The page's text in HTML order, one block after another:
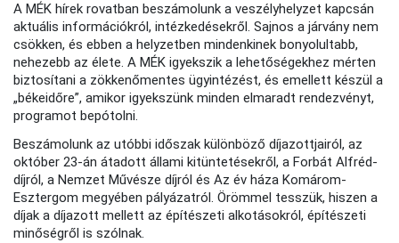
A MÉK hírek rovatban beszámolunk a veszélyhelyzet kapcsán
aktuális információkról, intézkedésekről. Sajnos a járvány nem
csökken, és ebben a helyzetben mindenkinek bonyolultabb,
nehezebb az élete. A MÉK igyekszik a lehetőségekhez mérten
biztosítani a zökkenőmentes ügyintézést, és emellett készül a
„békeidőre”, amikor igyekszünk minden elmaradt rendezvényt,
programot bepótolni.
Beszámolunk az utóbbi időszak különböző díjazottjairól, az
október 23-án átadott állami kitüntetésekről, a Forbát Alfréd-
díjról, a Nemzet Művésze díjról és Az év háza Komárom-
Esztergom megyében pályázatról. Örömmel tesszük, hiszen a
díjak a díjazott mellett az építészeti alkotásokról, építészeti
minőségről is szólnak.